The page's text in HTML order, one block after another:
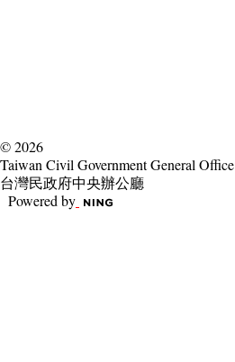
© 2026
Taiwan Civil Government General Office
台灣民政府中央辦公廳
Powered by